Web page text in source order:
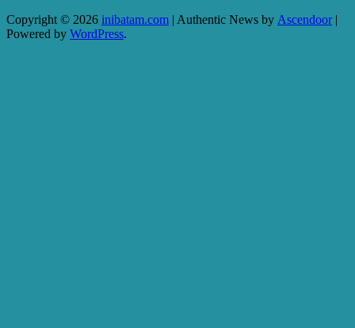
Copyright © 2026 inibatam.com | Authentic News by Ascendoor|
Powered by WordPress.